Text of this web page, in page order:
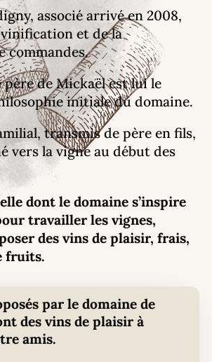
associé arrivé en 2008,
vinification et de la
commandes.
père de Mickaël est lui le
initiale du domaine.
transmis de père en fils,
vers la vigne au début des
dont le domaine s’inspire
travailler les vignes,
des vins de plaisir, frais,
fruits.
par le domaine de
des vins de plaisir à
amis.